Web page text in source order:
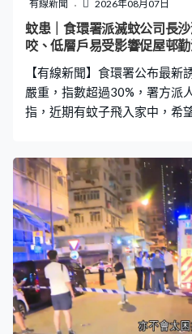
有線新聞 2026年08月07日
蚊患｜食環署派滅蚊公司長
咬、低層戶易受影響促屋邨
【有線新聞】食環署公布最新
嚴重，指數超過30%，署方派
指，近期有蚊子飛入家中，希
的人員霧化滅蚊。一街之隔的
人在屋邨外圍花槽噴灑除害劑
有人說一周有幾次滅蚊工作，
「現在沒有，都是穿短衫，現
不是完全不擔心，不過現時自
麼怕。」許先生：「無所謂，
謂。（有郁動不會怕？）是。
我曬黑了沒感覺。」 食環署誘
20%至40%屬第三級，代表白